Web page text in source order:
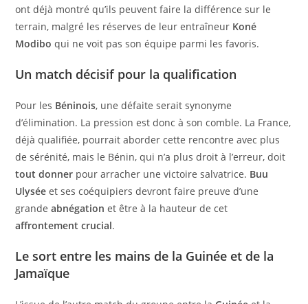
ont déjà montré qu’ils peuvent faire la différence sur le
terrain, malgré les réserves de leur entraîneur Koné
Modibo qui ne voit pas son équipe parmi les favoris.
Un match décisif pour la qualification
Pour les Béninois, une défaite serait synonyme
d’élimination. La pression est donc à son comble. La France,
déjà qualifiée, pourrait aborder cette rencontre avec plus
de sérénité, mais le Bénin, qui n’a plus droit à l’erreur, doit
tout donner pour arracher une victoire salvatrice. Buu
Ulysée et ses coéquipiers devront faire preuve d’une
grandeabnégation et être à la hauteur de cet
affrontement crucial.
Le sort entre les mains de la Guinée et de la
Jamaïque